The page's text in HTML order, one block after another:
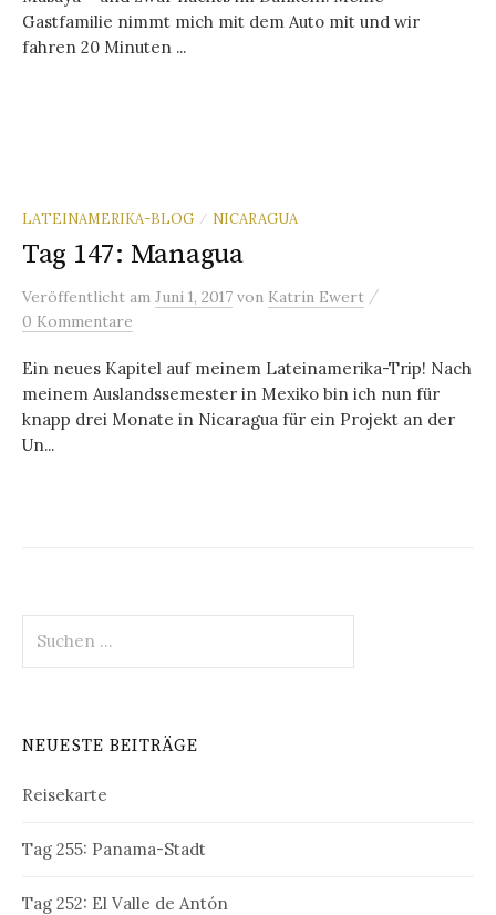
Gastfamilie nimmt mich mit dem Auto mit und wir
fahren 20 Minuten ...
LATEINAMERIKA-BLOG / NICARAGUA
Tag 147: Managua
Veröffentlicht am Juni 1, 2017 von Katrin Ewert /
0 Kommentare
Ein neues Kapitel auf meinem Lateinamerika-Trip! Nach
meinem Auslandssemester in Mexiko bin ich nun für
knapp drei Monate in Nicaragua für ein Projekt an der
Un...
nach:
NEUESTE BEITRÄGE
Reisekarte
Tag 255: Panama-Stadt
Tag 252: El Valle de Antón